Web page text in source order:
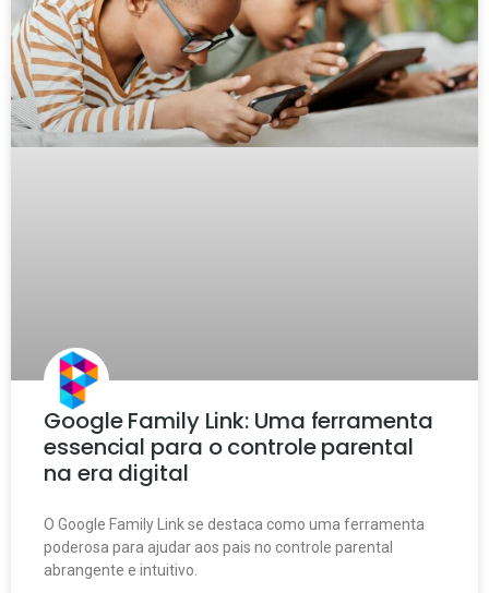
Google Family Link: Uma ferramenta
essencial para o controle parental
na era digital
O Google Family Link se destaca como uma ferramenta
poderosa para ajudar aos pais no controle parental
abrangente e intuitivo.